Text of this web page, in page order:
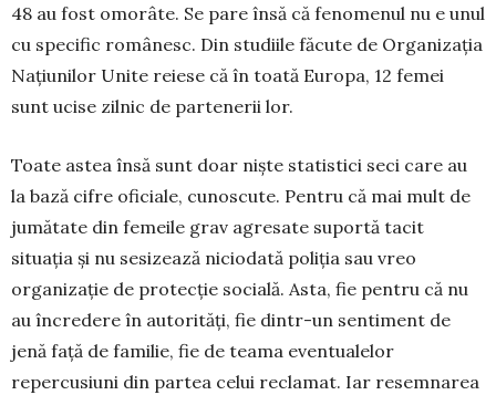
48 au fost omorâte. Se pare însă că fenomenul nu e unul
cu specific româ­nesc. Din studiile făcute de Organizația
Națiunilor Unite reiese că în toată Europa, 12 femei
sunt ucise zilnic de partenerii lor.
Toate astea însă sunt doar niște statistici seci care au
la bază cifre oficiale, cunoscute. Pentru că mai mult de
jumătate din femeile grav agresate suportă tacit
situația și nu sesizează niciodată poliția sau vreo
organizație de protecție socială. Asta, fie pentru că nu
au încredere în autorități, fie dintr-un sentiment de
jenă față de familie, fie de teama eventualelor
repercusiuni din partea celui reclamat. Iar resemnarea